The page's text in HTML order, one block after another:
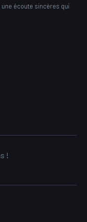
écoute sincères qui
!